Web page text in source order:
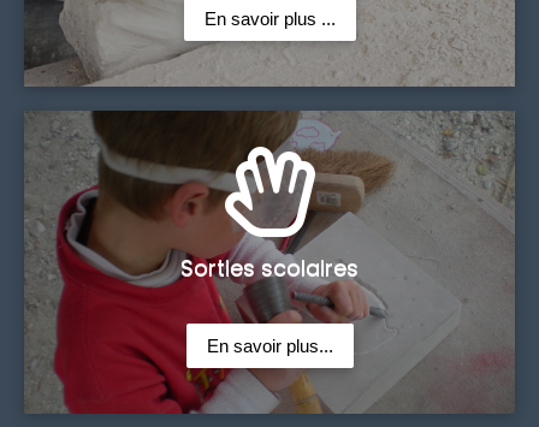
En savoir plus ...
Sorties scolaires
En savoir plus...